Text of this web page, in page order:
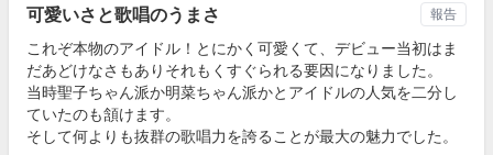
可愛いさと歌唱のうまさ
これぞ本物のアイドル！とにかく可愛くて、デビュー当初はま
だあどけなさもありそれもくすぐられる要因になりました。
当時聖子ちゃん派か明菜ちゃん派かとアイドルの人気を二分し
ていたのも頷けます。
そして何よりも抜群の歌唱力を誇ることが最大の魅力でした。
報告